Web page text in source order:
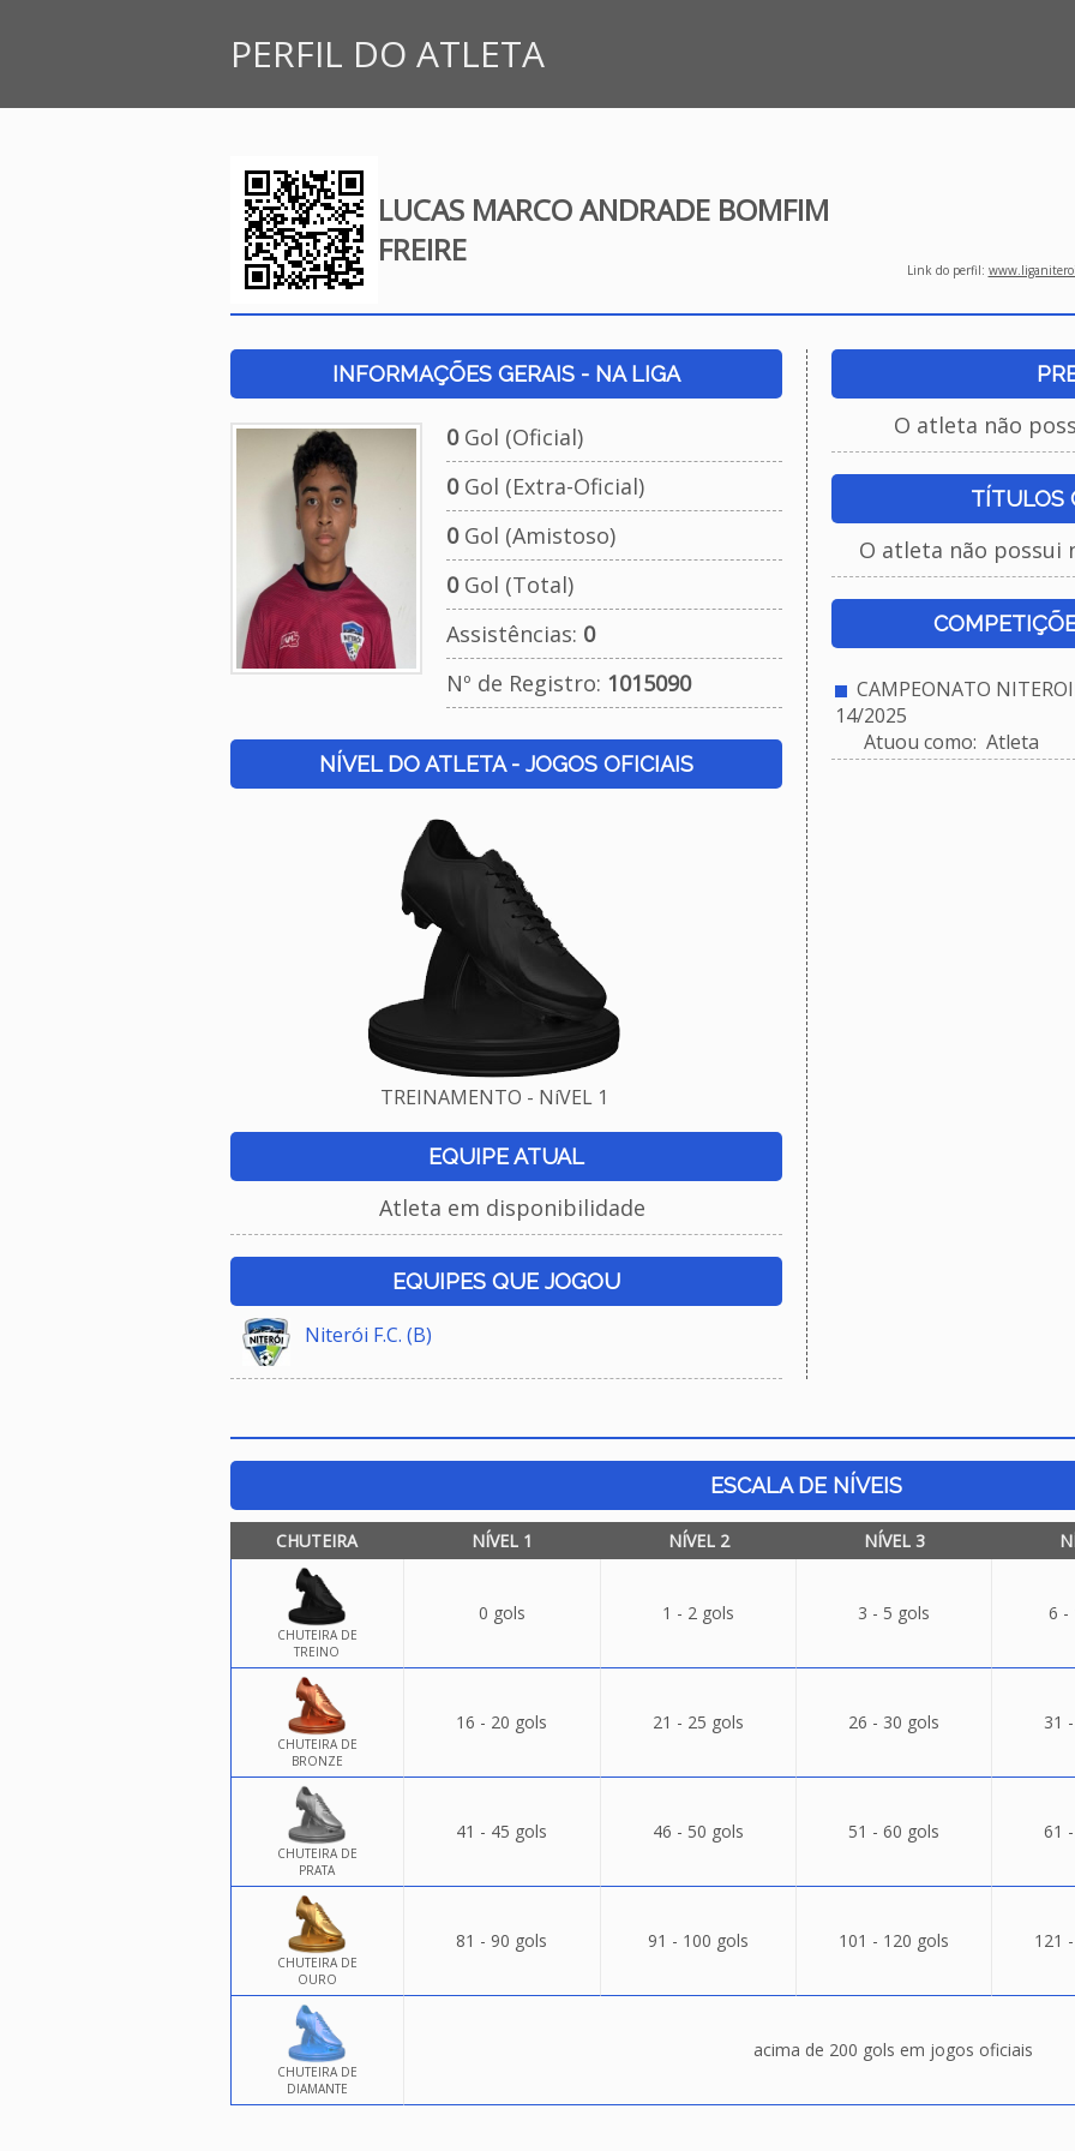
PERFIL DO ATLETA
LUCAS MARCO ANDRADE BOMFIM
FREIRE
Link do perfil:
INFORMAÇÕES GERAIS - NA LIGA
0Gol (Oficial)
0Gol (Extra-Oficial)
0Gol (Amistoso)
0Gol (Total)
Assistências: 0
Nº de Registro: 1015090
NÍVEL DO ATLETA - JOGOS OFICIAIS
TREINAMENTO - NíVEL 1
EQUIPE ATUAL
Atleta em disponibilidade
EQUIPES QUE JOGOU
Niterói F.C. (B)
O atleta não
TÍTULOS
O atleta não possui
CAMPEONATO
14/2025
Atuou como: Atleta
ESCALA DE NÍVEIS
CHUTEIRA NÍVEL 1 NÍVEL 2 NÍVEL 3
CHUTEIRA DE
TREINO
0 gols 1 - 2 gols 3 - 5 gols 6 -
CHUTEIRA DE
BRONZE
16 - 20 gols 21 - 25 gols 26 - 30 gols 31
CHUTEIRA DE
PRATA
41 - 45 gols 46 - 50 gols 51 - 60 gols 61
CHUTEIRA DE
OURO
81 - 90 gols 91 - 100 gols 101 - 120 gols 121
CHUTEIRA DE
DIAMANTE
acima de 200 gols em jogos oficiais